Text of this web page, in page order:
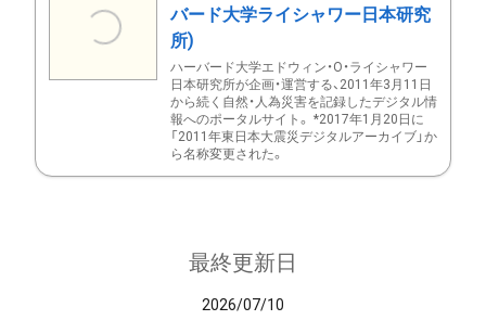
バード大学ライシャワー日本研究
所)
ハーバード大学エドウィン・O・ライシャワー
日本研究所が企画・運営する、2011年3月11日
から続く自然・人為災害を記録したデジタル情
報へのポータルサイト。 *2017年1月20日に
「2011年東日本大震災デジタルアーカイブ」か
ら名称変更された。
最終更新日
2026/07/10